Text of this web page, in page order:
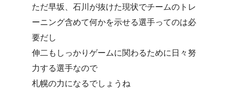
ただ早坂、石川が抜けた現状でチームのトレ
ーニング含めて何かを示せる選手ってのは必
要だし
伸二もしっかりゲームに関わるために日々努
力する選手なので
札幌の力になるでしょうね